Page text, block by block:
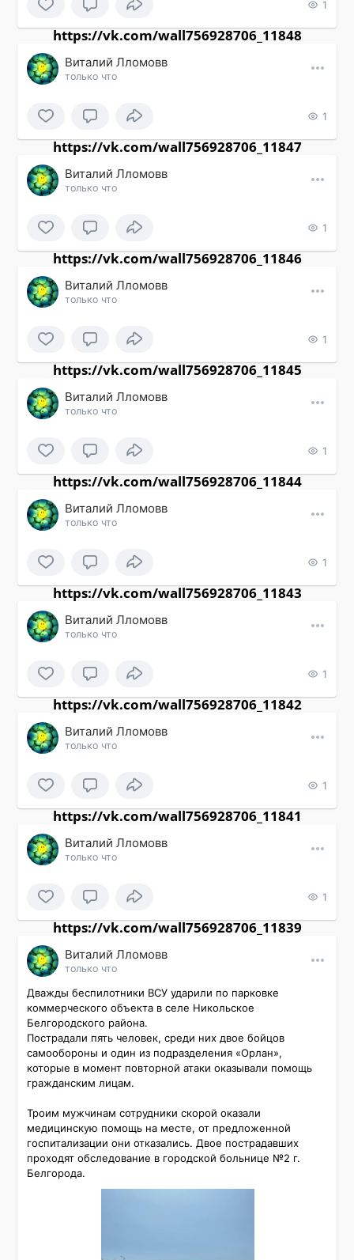
1
https://vk.com/wall756928706_11848
Виталий Лломовв
только что
1
https://vk.com/wall756928706_11847
Виталий Лломовв
только что
1
https://vk.com/wall756928706_11846
Виталий Лломовв
только что
1
https://vk.com/wall756928706_11845
Виталий Лломовв
только что
1
https://vk.com/wall756928706_11844
Виталий Лломовв
только что
1
https://vk.com/wall756928706_11843
Виталий Лломовв
только что
1
https://vk.com/wall756928706_11842
Виталий Лломовв
только что
1
https://vk.com/wall756928706_11841
Виталий Лломовв
только что
1
https://vk.com/wall756928706_11839
Виталий Лломовв
только что
Дважды беспилотники ВСУ ударили по парковке
коммерческого объекта в селе Никольское
Белгородского района.
Пострадали пять человек, среди них двое бойцов
самообороны и один из подразделения «Орлан»,
которые в момент повторной атаки оказывали помощь
гражданским лицам.
Троим мужчинам сотрудники скорой оказали
медицинскую помощь на месте, от предложенной
госпитализации они отказались. Двое пострадавших
проходят обследование в городской больнице №2 г.
Белгорода.